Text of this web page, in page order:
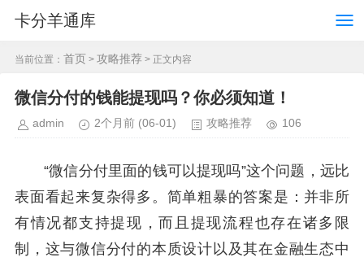
卡分羊通库
当前位置： 首页 > 攻略推荐 > 正文内容
微信分付的钱能提现吗？你必须知道！
admin 2个月前 (06-01) 攻略推荐 106
“微信分付里面的钱可以提现吗”这个问题，远比
表面看起来复杂得多。简单粗暴的答案是：并非所
有情况都支持提现，而且提现流程也存在诸多限
制，这与微信分付的本质设计以及其在金融生态中